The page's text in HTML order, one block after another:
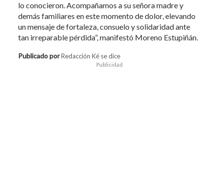
lo conocieron. Acompañamos a su señora madre y
demás familiares en este momento de dolor, elevando
un mensaje de fortaleza, consuelo y solidaridad ante
tan irreparable pérdida”, manifestó Moreno Estupiñán.
Publicado porRedacción Ké se dice
Publicidad